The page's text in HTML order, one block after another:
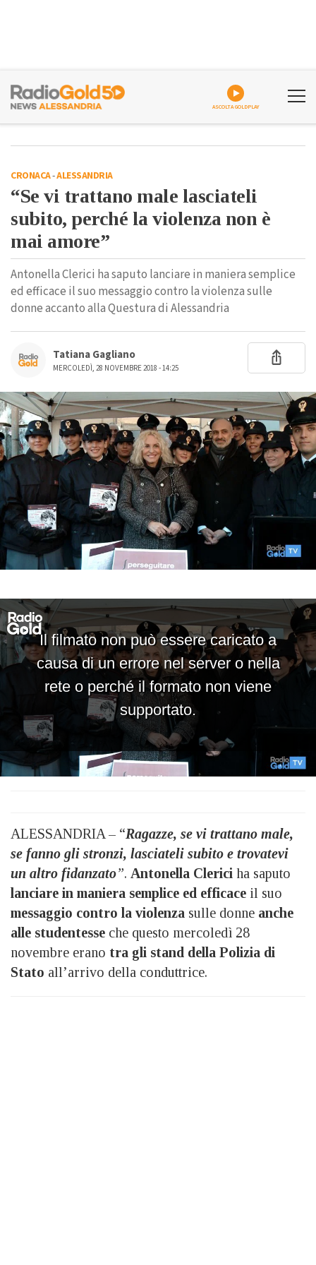
ASCOLTA GOLDPLAY
CRONACA-ALESSANDRIA
“Se vi trattano male lasciateli
subito, perché la violenza non è
mai amore”
Antonella Clerici ha saputo lanciare in maniera semplice
ed efficace il suo messaggio contro la violenza sulle
donne accanto alla Questura di Alessandria
Tatiana Gagliano
MERCOLEDÌ, 28 NOVEMBRE 2018 - 14:25
ALESSANDRIA – “Ragazze, se vi trattano male,
se fanno gli stronzi, lasciateli subito e trovatevi
un altro fidanzato”. Antonella Clerici ha saputo
lanciare in maniera semplice ed efficace il suo
messaggio contro la violenza sulle donne anche
alle studentesse che questo mercoledì 28
novembre erano tra gli stand della Polizia di
Stato all’arrivo della conduttrice.